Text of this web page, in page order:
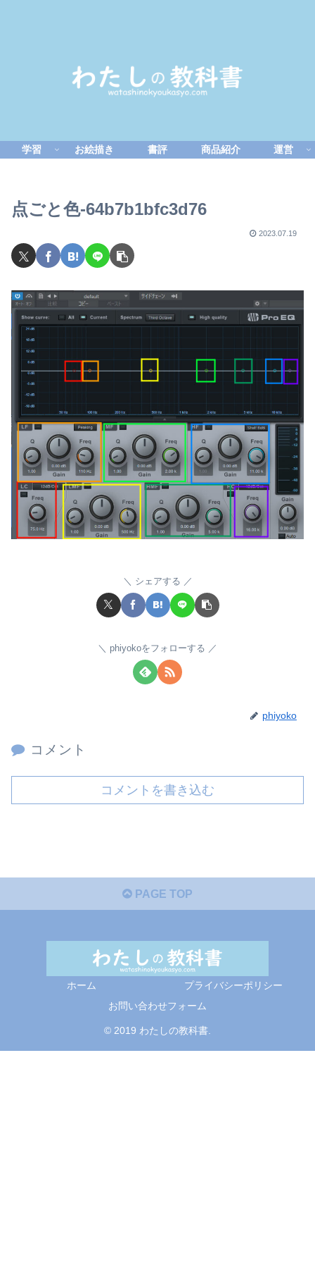
学習 お絵描き 書評 商品紹介 運営
点ごと色-64b7b1bfc3d76
2023.07.19
シェアする
phiyokoをフォローする
phiyoko
コメント
コメントを書き込む
PAGE TOP
ホーム
プライバシーポリシー
お問い合わせフォーム
© 2019 わたしの教科書.